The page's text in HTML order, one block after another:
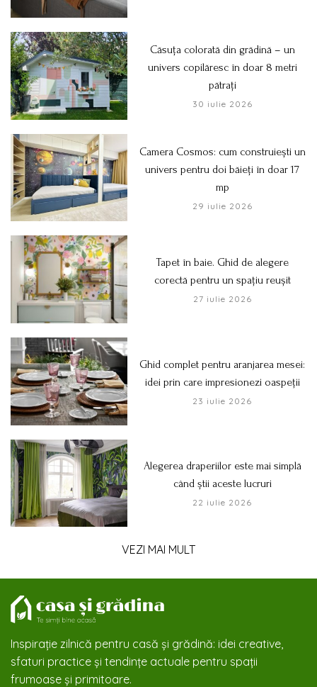
Căsuța colorată din grădină – un
univers copilăresc în doar 8 metri
pătrați
30 iulie 2026
Camera Cosmos: cum construiești un
univers pentru doi băieți în doar 17
mp
29 iulie 2026
Tapet în baie. Ghid de alegere
corectă pentru un spațiu reușit
27 iulie 2026
Ghid complet pentru aranjarea mesei:
idei prin care impresionezi oaspeții
23 iulie 2026
Alegerea draperiilor este mai simplă
când știi aceste lucruri
22 iulie 2026
VEZI MAI MULT
Inspirație zilnică pentru casă și grădină: idei creative,
sfaturi practice și tendințe actuale pentru spații
frumoase și primitoare.